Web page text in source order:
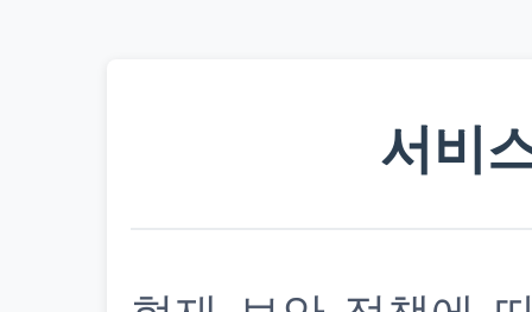
서비